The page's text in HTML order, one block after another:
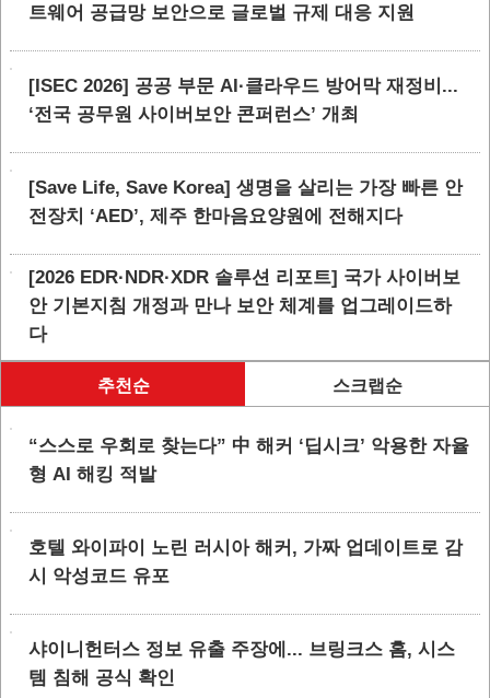
트웨어 공급망 보안으로 글로벌 규제 대응 지원
[ISEC 2026] 공공 부문 AI·클라우드 방어막 재정비...
‘전국 공무원 사이버보안 콘퍼런스’ 개최
[Save Life, Save Korea] 생명을 살리는 가장 빠른 안
전장치 ‘AED’, 제주 한마음요양원에 전해지다
[2026 EDR·NDR·XDR 솔루션 리포트] 국가 사이버보
안 기본지침 개정과 만나 보안 체계를 업그레이드하
다
추천순 스크랩순
“스스로 우회로 찾는다” 中 해커 ‘딥시크’ 악용한 자율
형 AI 해킹 적발
호텔 와이파이 노린 러시아 해커, 가짜 업데이트로 감
시 악성코드 유포
샤이니헌터스 정보 유출 주장에... 브링크스 홈, 시스
템 침해 공식 확인